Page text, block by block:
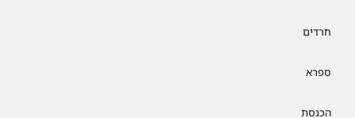
חרדים
ספרא
הכנסת